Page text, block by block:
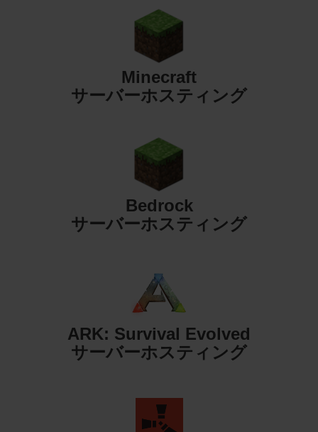
Minecraft
サーバーホスティング
Bedrock
サーバーホスティング
ARK: Survival Evolved
サーバーホスティング